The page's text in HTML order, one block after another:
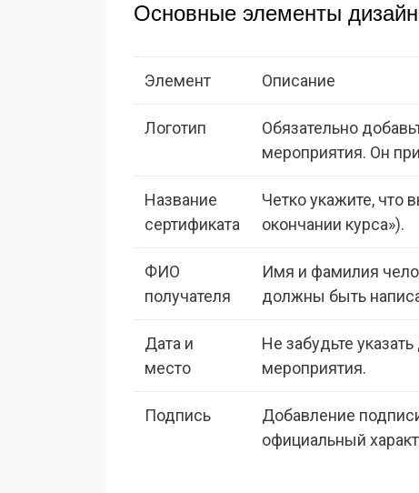
Основные элементы
Элемент Описание
Логотип
Обязательно
мероприятия. Он
Название
сертификата
Четко укажите, что
окончании курса»).
ФИО
получателя
Имя и фамилия
должны быть
Дата и
место
Не забудьте
мероприятия.
Подпись
Добавление
официальный